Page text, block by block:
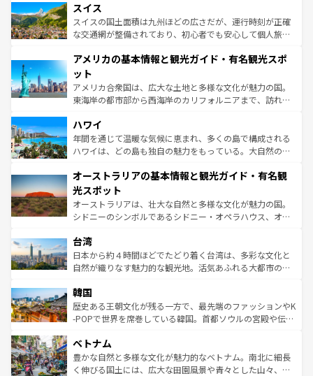
を参照してほしい。
は、お酒好きな人にはぜひ体験してほしい。 なお、新着の
ドイツ情報はコンテンツ一覧を参照してほしい。
リアごとに異なる魅力がある。また、優雅なアフタヌーン
ティー、ビール好きにはたまらない英国パブ、サッカー観
戦など、本場だからこそできる体験も豊富。イギリスを旅
ンツ一覧を参照してほしい。
スイス
スイスの国土面積は九州ほどの広さだが、運行時刻が正確
な交通網が整備されており、初心者でも安心して個人旅行
の建物がそのまま残る町や、スイスならではのユニークな
博物館もあり、アルプス観光だけでなく町歩きも満喫する
ことができる。国民の所得が高いため物価も高いが、旅行
者向けの交通パス提供のサービスもあり、うまく活用すれ
着のスイス情報は
アメリカの基本情報と観光ガイド・有名観光スポ
ット
アメリカ合衆国は、広大な土地と多様な文化が魅力の国。
東海岸の都市部から西海岸のカリフォルニアまで、訪れる
のような巨大都市は、観光、ショッピング、エンターテイ
ンメントが詰まった刺激的なスポットだ。一方、アメリカ
西部には大自然が広がり、グランドキャニオンやイエロー
部のニューオーリンズでは、音楽と美食が融合した独特の
文化が魅力。旅行者はアメリカの各地域で異なる魅力を楽
しみながら、その多様性と豊かな歴史を感じることができ
るだろう。車でのロードトリップや列車の旅も、アメリカ
情報は
ハワイ
年間を通じて温暖な気候に恵まれ、多くの島で構成される
ハワイは、どの島も独自の魅力をもっている。大自然の神
ワイ島は見逃せない。また、定番の観光地といえばオアフ
島だが、静かな自然を求めるならマウイ島やカウアイ島が
おすすめ。エメラルドグリーンに輝く海をはじめ、豊かな
文化や歴史が息づいている。「アロハスピリット」と呼ば
人々、おいしいローカルフードやハワイアンミュージッ
ク、伝統的なフラダンスなど、すべてがハワイの魅力を彩
っている。訪れるたびに新しい発見と感動が待っているハ
はコンテンツ一覧
オーストラリアの基本情報と観光ガイド・有名観
光スポット
オーストラリアは、壮大な自然と多様な文化が魅力の国。
シドニーのシンボルであるシドニー・オペラハウス、オー
リアリーフや大陸中央部にそびえるウルル（エアーズロッ
ク）、タスマニアの美しい原生林やケアンズの熱帯雨林な
ど、見どころがたくさん。また、カフェやワイン、オージ
いる。アクティビティも充実しており、サーフィンやダイ
ビング、ハイキングなど、アウトドア好きにはたまらな
い。オーストラリアの多彩な魅力を存分に味わいつくそ
参照してほしい。
台湾
日本から約４時間ほどでたどり着く台湾は、多彩な文化と
自然が織りなす魅力的な観光地。活気あふれる大都市の台
ン）、静ひつな山岳地帯である台湾東部など、都市の喧騒
と山間の静けさが共存しており、訪れる人に新しい発見と
驚きをもたらしてくれる。また、奥深い台湾の食文化も魅
容にもいいと評判のスイーツなど、バラエティ豊かな料理
が味わえる。 なお、新着の台湾情報は コンテンツ一覧を参
照してほしい。
韓国
歴史ある王朝文化が残る一方で、最先端のファッションやK
-POPで世界を席巻している韓国。首都ソウルの宮殿や伝統
き、地方に足を延ばせば四季折々の自然美を楽しむことが
できる。そして、キムチや焼肉、絶品のストリートフード
まで、さまざまな韓国料理が待っている。夜には、韓国な
ベトナム
豊かな自然と多様な文化が魅力的なベトナム。南北に細長
く伸びる国土には、広大な田園風景や青々とした山々、世